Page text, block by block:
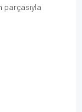
parçasıyla